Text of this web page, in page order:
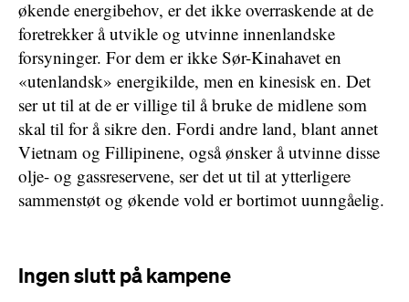
økende energibehov, er det ikke overraskende at de
foretrekker å utvikle og utvinne innenlandske
forsyninger. For dem er ikke Sør-Kinahavet en
«utenlandsk» energikilde, men en kinesisk en. Det
ser ut til at de er villige til å bruke de midlene som
skal til for å sikre den. Fordi andre land, blant annet
Vietnam og Fillipinene, også ønsker å utvinne disse
olje- og gassreservene, ser det ut til at ytterligere
sammenstøt og økende vold er bortimot uunngåelig.
Ingen slutt på kampene